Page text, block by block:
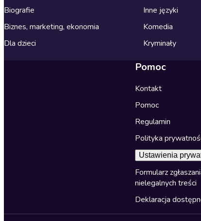
Biografie
Biznes, marketing, ekonomia
Dla dzieci
Inne języki
Komedia
Kryminały
Pomoc
Kontakt
Pomoc
Regulamin
Polityka
Ustawienia
Formularz
nielegalnych treści
Deklaracja